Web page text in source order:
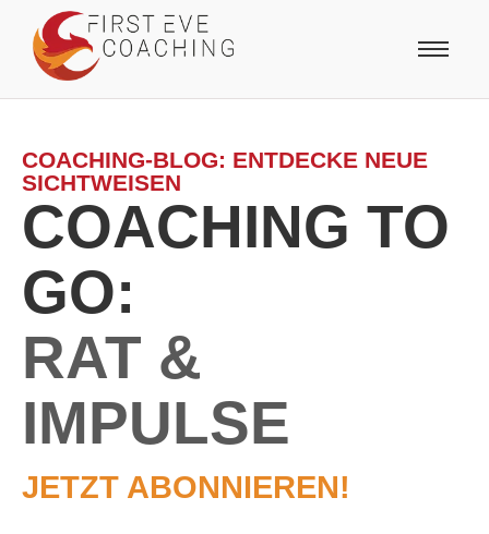
COACHING-BLOG: ENTDECKE NEUE
SICHTWEISEN
COACHING TO
GO:
RAT &
IMPULSE
JETZT ABONNIEREN!